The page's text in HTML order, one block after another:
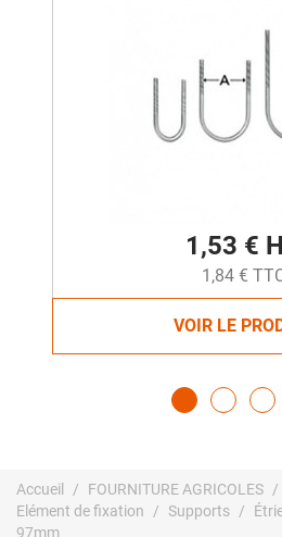
1,53 €
1,84 €
VOIR LE
Accueil FOURNITURE AGRICOLES
Elément de fixation
Supports
97mm